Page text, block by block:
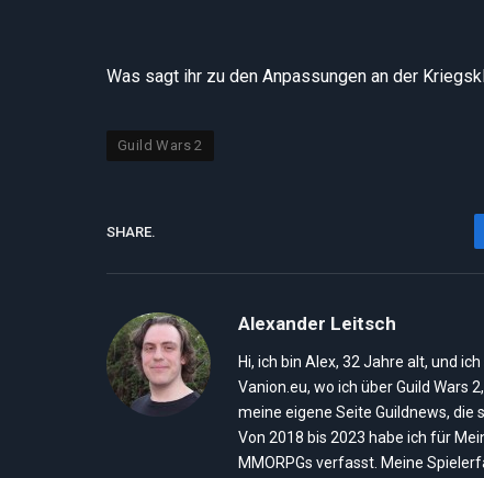
Was sagt ihr zu den Anpassungen an der
Guild Wars 2
SHARE.
Alexander Leitsch
Hi, ich bin Alex, 32 Jahre alt, und
Vanion.eu, wo ich über Guild Wars
meine eigene Seite Guildnews, die
Von 2018 bis 2023 habe ich für
MMORPGs verfasst. Meine